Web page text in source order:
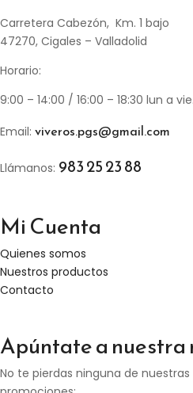
Carretera Cabezón, Km. 1 bajo
47270, Cigales – Valladolid
Horario:
9:00 – 14:00 / 16:00 – 18:30 lun a vie.
Email: viveros.pgs@gmail.com
Llámanos: 983 25 23 88
Mi Cuenta
Quienes somos
Nuestros productos
Contacto
Apúntate a
No te pierdas ninguna de